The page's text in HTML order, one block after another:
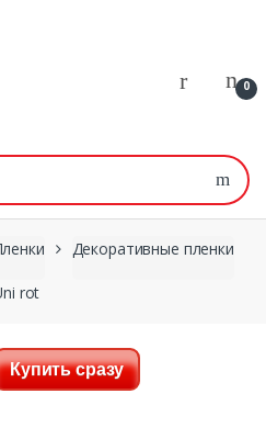
0
Декоративные пленки
rot
Купить сразу